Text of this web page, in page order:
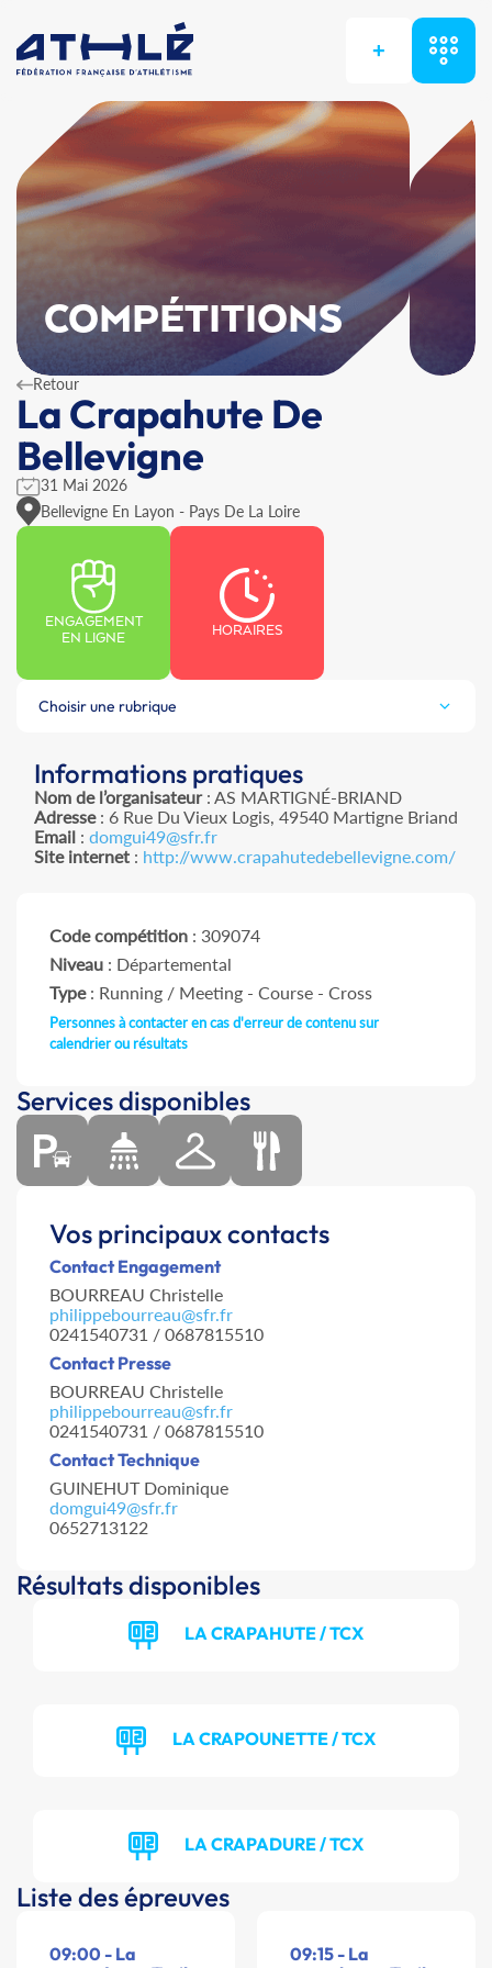
+
COMPÉTITIONS
Retour
La Crapahute De
Bellevigne
31 Mai 2026
Bellevigne En Layon - Pays De La Loire
ENGAGEMENT
EN LIGNE
HORAIRES
Choisir une rubrique
Informations pratiques
Nom de l’organisateur: AS MARTIGNÉ-BRIAND
Adresse: 6 Rue Du Vieux Logis, 49540 Martigne Briand
Email : domgui49@sfr.fr
Site internet : http://www.crapahutedebellevigne.com/
Code compétition : 309074
Niveau : Départemental
Type: Running / Meeting - Course - Cross
Personnes à contacter en cas d'erreur de contenu sur
calendrier ou résultats
Services disponibles
Vos principaux contacts
Contact Engagement
BOURREAU Christelle
philippebourreau@sfr.fr
0241540731 / 0687815510
Contact Presse
BOURREAU Christelle
philippebourreau@sfr.fr
0241540731 / 0687815510
Contact Technique
GUINEHUT Dominique
domgui49@sfr.fr
0652713122
Résultats disponibles
LA CRAPAHUTE / TCX
LA CRAPOUNETTE / TCX
LA CRAPADURE / TCX
Liste des épreuves
09:00 - La
09:15 - La